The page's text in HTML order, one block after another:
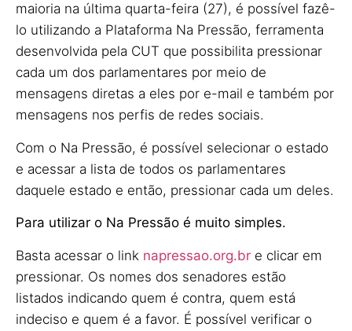
maioria na última quarta-feira (27), é possível fazê-
lo utilizando a Plataforma Na Pressão, ferramenta
desenvolvida pela CUT que possibilita pressionar
cada um dos parlamentares por meio de
mensagens diretas a eles por e-mail e também por
mensagens nos perfis de redes sociais.
Com o Na Pressão, é possível selecionar o estado
e acessar a lista de todos os parlamentares
daquele estado e então, pressionar cada um deles.
Para utilizar o Na Pressão é muito simples.
Basta acessar o link napressao.org.br e clicar em
pressionar. Os nomes dos senadores estão
listados indicando quem é contra, quem está
indeciso e quem é a favor. É possível verificar o